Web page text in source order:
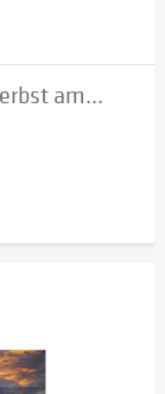
am...